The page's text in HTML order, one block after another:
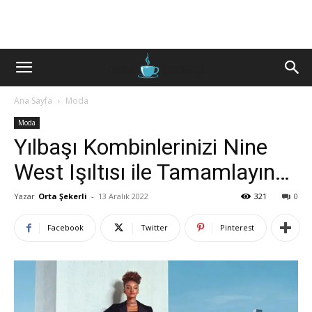
Ana Sayfa Moda
Moda
Yılbaşı Kombinlerinizi Nine
West Işıltısı ile Tamamlayın…
Yazar Orta Şekerli - 13 Aralık 2022 0
321
Facebook Twitter Pinterest